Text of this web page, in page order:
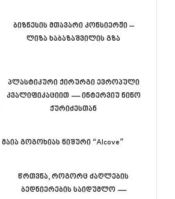
ბიზნესის მთავარი კონსიერჟი –
ლიზა ხაბაზაშვილის გზა
პლასტიკური ქირურგი ევროპული
კვალიფიკაციით — ინტერვიუ ნინო
ქურიძესთან
მაია გოგოხიას ნიშური “Alcove”
წრთვნა, როგორც ძაღლების
ბედნიერების საიდუმლო —